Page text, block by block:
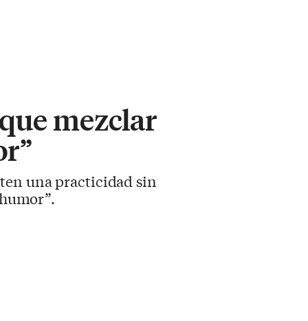
mezclar
una practicidad sin